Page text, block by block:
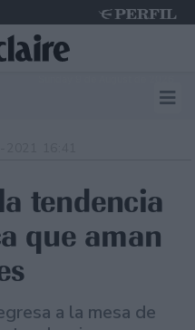
tendencia
que aman
a la mesa de